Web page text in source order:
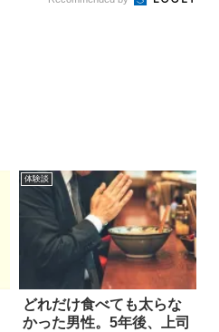
体験談
どれだけ食べても太らな
かった男性。5年後、上司